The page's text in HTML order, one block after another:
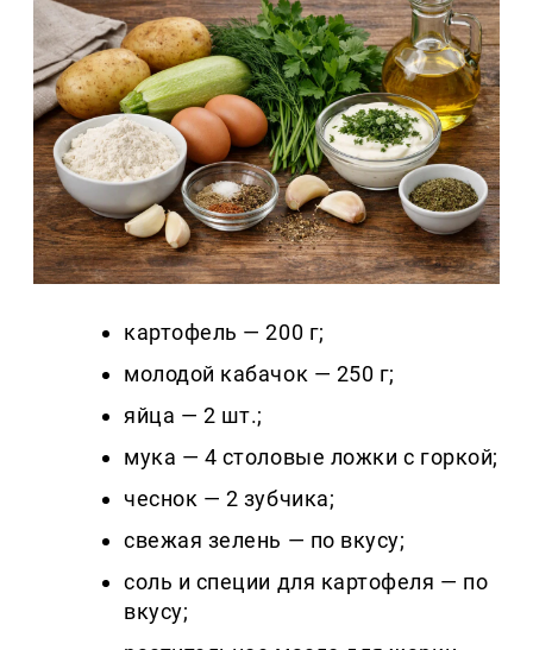
картофель — 200 г;
молодой кабачок — 250 г;
яйца — 2 шт.;
мука — 4 столовые ложки с горкой;
чеснок — 2 зубчика;
свежая зелень — по вкусу;
соль и специи для картофеля — по
вкусу;